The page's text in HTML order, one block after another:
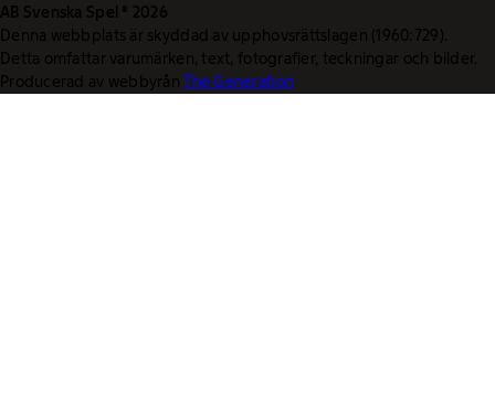
AB Svenska Spel © 2026
Denna webbplats är skyddad av upphovsrättslagen (1960:729).
Detta omfattar varumärken, text, fotografier, teckningar och bilder.
Producerad av webbyrånThe Generation